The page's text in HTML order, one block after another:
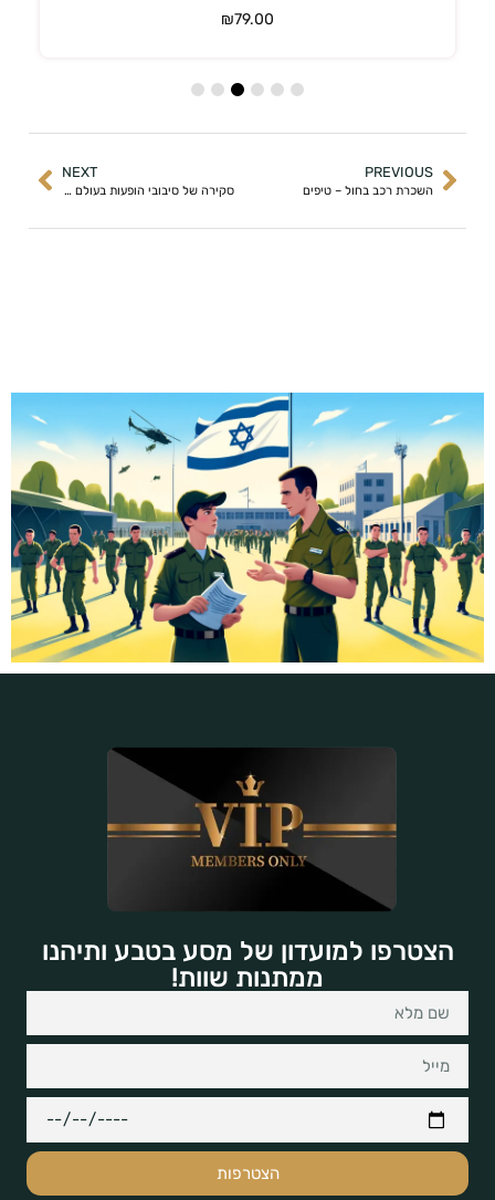
₪79.00
PREVIOUS
השכרת רכב בחול – טיפים
NEXT
סקירה של סיבובי הופעות בעולם 2024-2025
הצטרפו למועדון של מסע בטבע ותיהנו
ממתנות שוות!
הצטרפות